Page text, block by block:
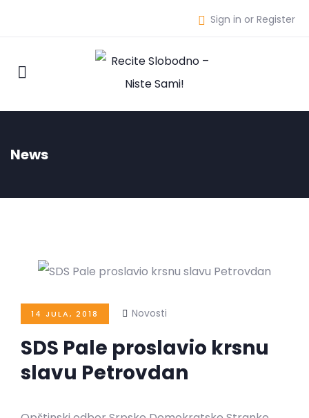
Sign in or Register
News
14 JULA, 2018 Novosti
SDS Pale proslavio krsnu
slavu Petrovdan